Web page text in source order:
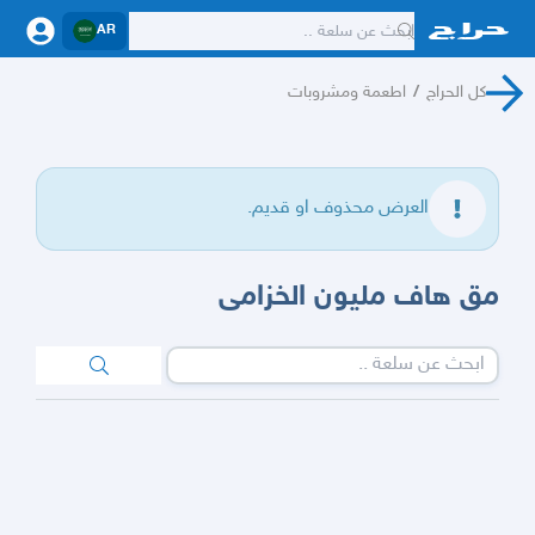
AR
كل الحراج / اطعمة ومشروبات
العرض محذوف او قديم.
مق هاف مليون الخزامى